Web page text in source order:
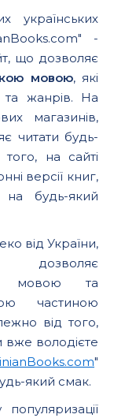
українських
-
що дозволяє
мовою, які
жанрів. На
магазинів,
читати будь-
на сайті
версії книг,
на будь-який
від України,
дозволяє
мовою та
частиною
від того,
вже володієте
"
який смак.